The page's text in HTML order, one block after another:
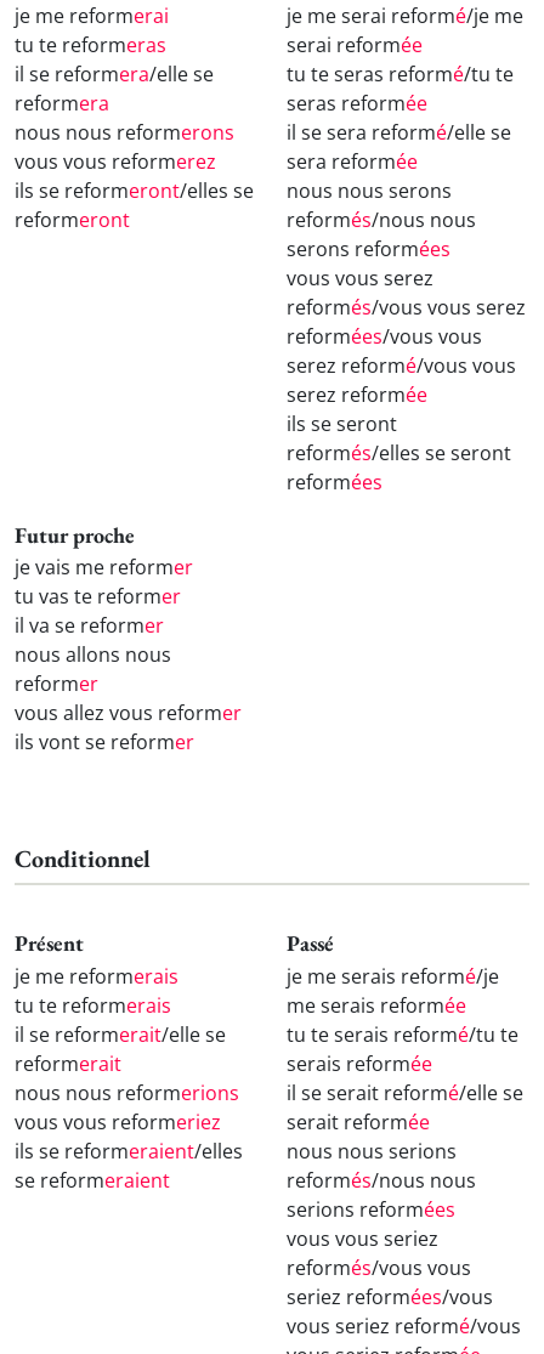
je me reformerai
tu te reformeras
il se reformera/elle se
reformera
nous nous reformerons
vous vous reformerez
ils se reformeront/elles se
reformeront
je me serai reformé/je me
serai reformée
tu te seras reformé/tu te
seras reformée
il se sera reformé/elle se
sera reformée
nous nous serons
reformés/nous nous
serons reformées
vous vous serez
reformés/vous vous serez
reformées/vous vous
serez reformé/vous vous
serez reformée
ils se seront
reformés/elles se seront
reformées
Futur proche
je vais me reformer
tu vas te reformer
il va se reformer
nous allons nous
reformer
vous allez vous reformer
ils vont se reformer
Conditionnel
Présent
je me reformerais
tu te reformerais
il se reformerait/elle se
reformerait
nous nous reformerions
vous vous reformeriez
ils se reformeraient/elles
se reformeraient
Passé
je me serais reformé/je
me serais reformée
tu te serais reformé/tu te
serais reformée
il se serait reformé/elle se
serait reformée
nous nous serions
reformés/nous nous
serions reformées
vous vous seriez
reformés/vous vous
seriez reformées/vous
vous seriez reformé/vous